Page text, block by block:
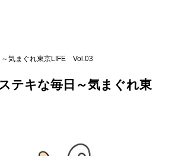
～気まぐれ東京LIFE Vol.03
テキな毎日～気まぐれ東